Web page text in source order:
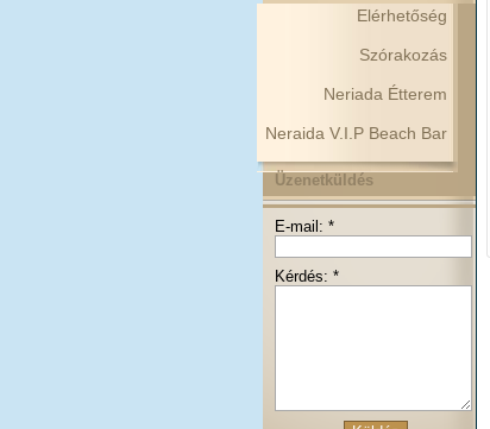
Elérhetőség
Szórakozás
Neriada Étterem
Neraida V.I.P Beach Bar
Üzenetküldés
E-mail: *
Kérdés: *